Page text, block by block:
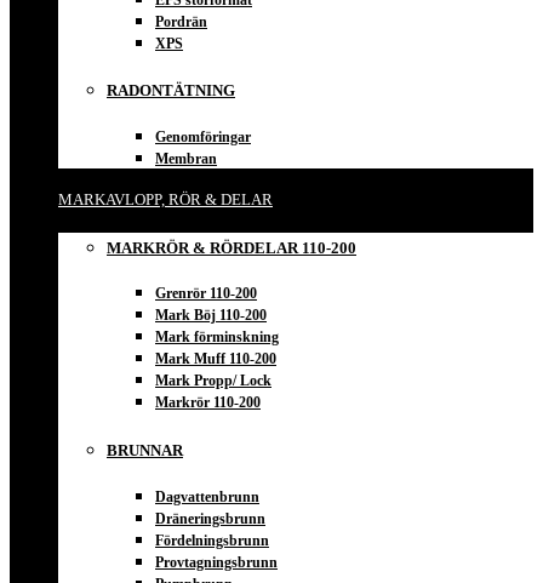
Pordrän
XPS
RADONTÄTNING
Genomföringar
Membran
MARKAVLOPP, RÖR & DELAR
MARKRÖR & RÖRDELAR 110-200
Grenrör 110-200
Mark Böj 110-200
Mark förminskning
Mark Muff 110-200
Mark Propp/ Lock
Markrör 110-200
BRUNNAR
Dagvattenbrunn
Dräneringsbrunn
Fördelningsbrunn
Provtagningsbrunn